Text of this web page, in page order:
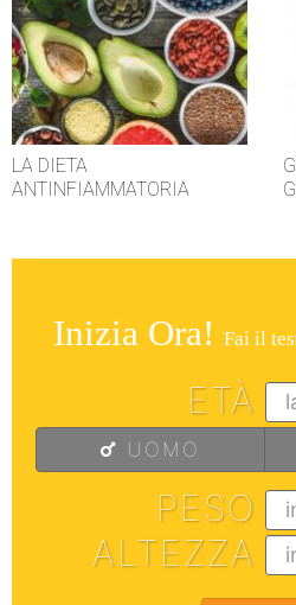
LA DIETA
ANTINFIAMMATORIA
Inizia Ora! Fai il
ETÀ
UOMO
PESO
ALTEZZA